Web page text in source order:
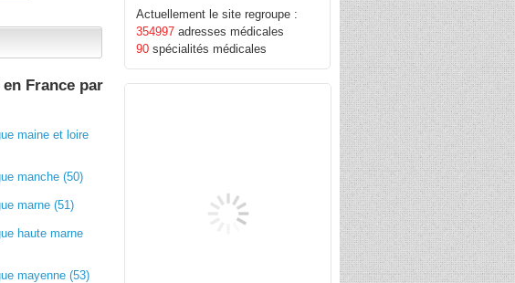
France par
maine et loire
manche (50)
marne (51)
haute marne
mayenne (53)
Actuellement le site regroupe :
354997 adresses médicales
90 spécialités médicales